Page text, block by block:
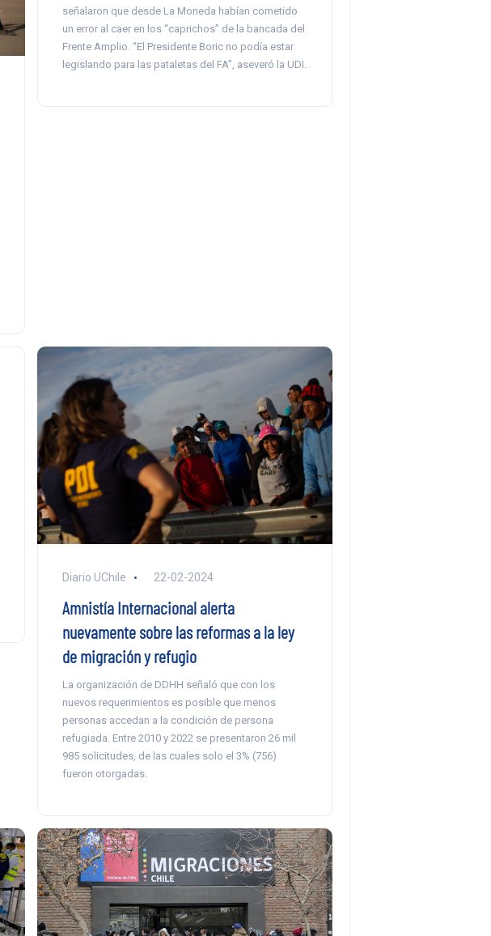
señalaron que desde La Moneda habían cometido
un error al caer en los “caprichos” de la bancada del
Frente Amplio. “El Presidente Boric no podía estar
legislando para las pataletas del FA”, aseveró la UDI.
Diario UChile 22-02-2024
Amnistía Internacional alerta
nuevamente sobre las reformas a la ley
de migración y refugio
La organización de DDHH señaló que con los
nuevos requerimientos es posible que menos
personas accedan a la condición de persona
refugiada. Entre 2010 y 2022 se presentaron 26 mil
985 solicitudes, de las cuales solo el 3% (756)
fueron otorgadas.